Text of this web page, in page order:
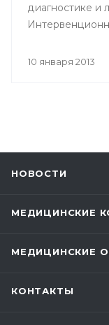
диагностике и
10 января 2013
НОВОСТИ
МЕДИЦИНСКИЕ
МЕДИЦИНСКИЕ
КОНТАКТЫ